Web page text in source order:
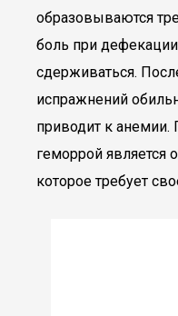
образовываются
боль при
сдерживаться.
испражнений
приводит к
геморрой является
которое требует